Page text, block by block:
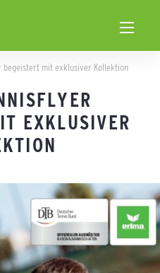
begeistert mit exklusiver Kollektion
EXKLUSIVER